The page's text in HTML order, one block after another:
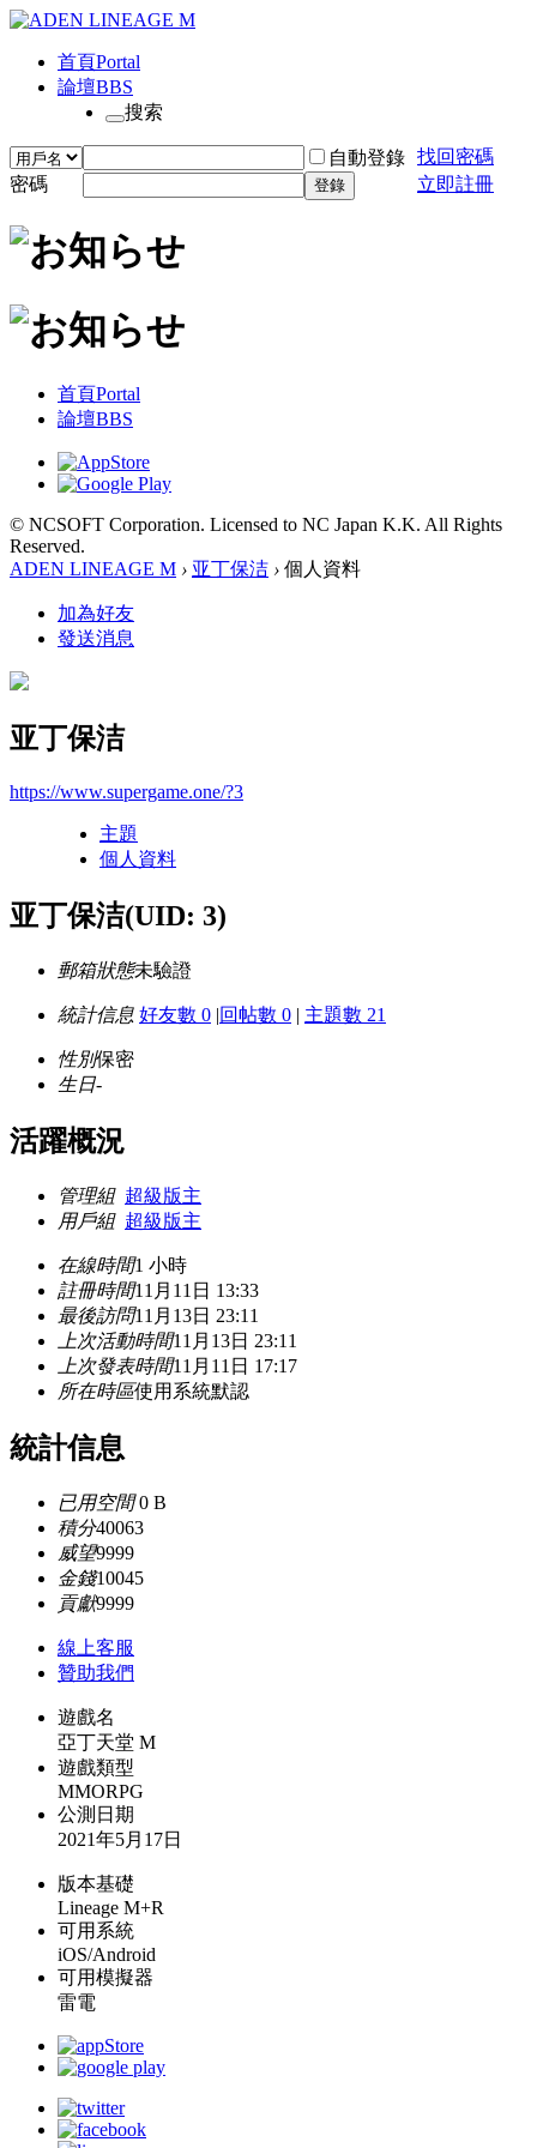
首頁Portal
論壇BBS
搜索
自動登錄 找回密碼
密碼
登錄 立即註冊
首頁Portal
論壇BBS
© NCSOFT Corporation. Licensed to NC Japan K.K. All Rights
Reserved.
ADEN LINEAGE M › 亚丁保洁 › 個人資料
加為好友
發送消息
亚丁保洁
https://www.supergame.one/?3
主題
個人資料
亚丁保洁(UID: 3)
郵箱狀態未驗證
統計信息 好友數 0 |回帖數 0 | 主題數 21
性別保密
生日-
活躍概況
管理組 超級版主
用戶組 超級版主
在線時間1 小時
註冊時間11月11日 13:33
最後訪問11月13日 23:11
上次活動時間11月13日 23:11
上次發表時間11月11日 17:17
所在時區使用系統默認
統計信息
已用空間0 B
積分40063
威望9999
金錢10045
貢獻9999
線上客服
贊助我們
遊戲名
亞丁天堂 M
遊戲類型
MMORPG
公測日期
2021年5月17日
版本基礎
Lineage M+R
可用系統
iOS/Android
可用模擬器
雷電